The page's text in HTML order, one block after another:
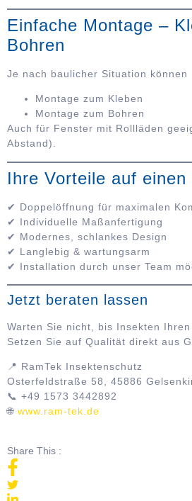
Einfache Montage –
Bohren
Je nach baulicher Situation können
Montage zum Kleben
Montage zum Bohren
Auch für Fenster mit Rollläden
Abstand).
Ihre Vorteile auf einen
✔ Doppelöffnung für maximalen
✔ Individuelle Maßanfertigung
✔ Modernes, schlankes Design
✔ Langlebig & wartungsarm
✔ Installation durch unser Team
Jetzt beraten lassen
Warten Sie nicht, bis Insekten Ihren
Setzen Sie auf Qualität direkt aus
📍 RamTek Insektenschutz
Osterfeldstraße 58, 45886
📞 +49 1573 3442892
🌐 www.ram-tek.de
Share This :